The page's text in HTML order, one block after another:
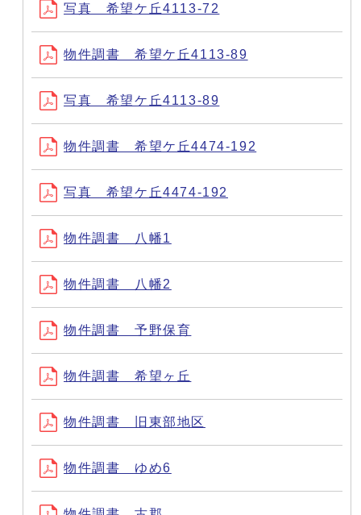
写真 希望ケ丘4113-72
物件調書 希望ケ丘4113-89
写真 希望ケ丘4113-89
物件調書 希望ケ丘4474-192
写真 希望ケ丘4474-192
物件調書 八幡1
物件調書 八幡2
物件調書 予野保育
物件調書 希望ヶ丘
物件調書 旧東部地区
物件調書 ゆめ6